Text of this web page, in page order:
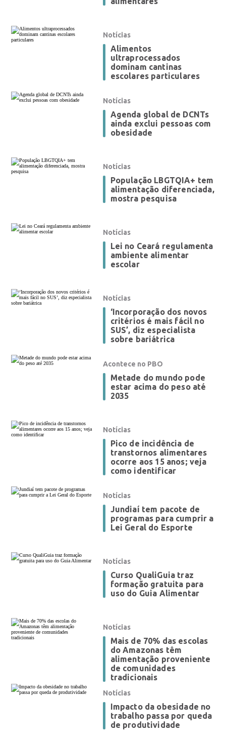
Notícias
Alimentos
ultraprocessados
dominam cantinas
escolares particulares
Notícias
Agenda global de DCNTs
ainda exclui pessoas com
obesidade
Notícias
População LBGTQIA+ tem
alimentação diferenciada,
mostra pesquisa
Notícias
Lei no Ceará regulamenta
ambiente alimentar
escolar
Notícias
‘Incorporação dos novos
critérios é mais fácil no
SUS’, diz especialista
sobre bariátrica
Acontece no PBO
Metade do mundo pode
estar acima do peso até
2035
Notícias
Pico de incidência de
transtornos alimentares
ocorre aos 15 anos; veja
como identificar
Notícias
Jundiaí tem pacote de
programas para cumprir a
Lei Geral do Esporte
Notícias
Curso QualiGuia traz
formação gratuita para
uso do Guia Alimentar
Notícias
Mais de 70% das escolas
do Amazonas têm
alimentação proveniente
de comunidades
tradicionais
Notícias
Impacto da obesidade no
trabalho passa por queda
de produtividade